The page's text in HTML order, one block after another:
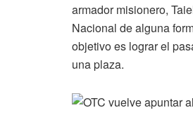
armador misionero,
Nacional de alguna
objetivo es lograr el
una plaza.